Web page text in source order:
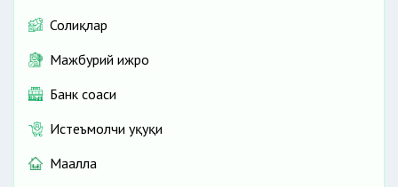
Солиқлар
Мажбурий ижро
Банк соҳаси
Истеъмолчи ҳуқуқи
Маҳалла